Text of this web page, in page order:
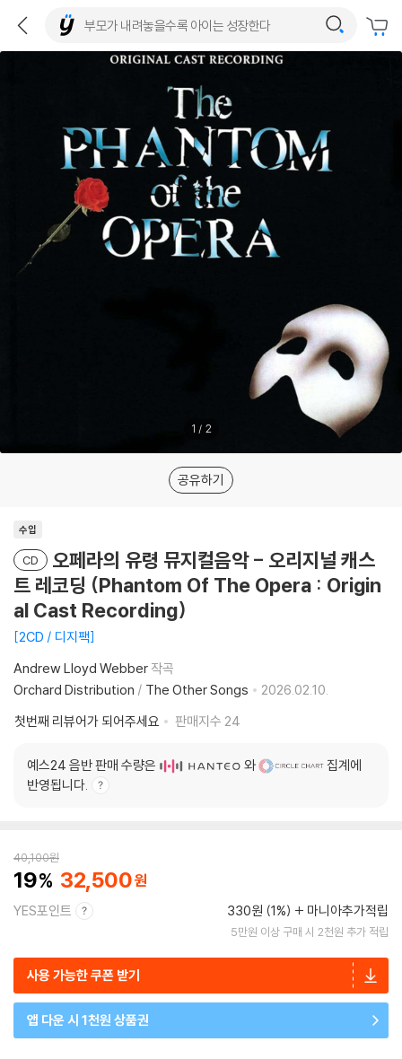
1 / 2
공유하기
수입
CD
오페라의 유령 뮤지컬음악 - 오리지널 캐스
트 레코딩 (Phantom Of The Opera : Origin
al Cast Recording)
2CD / 디지팩
Andrew Lloyd Webber 작곡
Orchard Distribution / The Other Songs
2026.02.10.
첫번째 리뷰어가 되어주세요
판매지수 24
예스24 음반 판매 수량은 와
집계에
반영됩니다.
40,100원
19 32,500
YES포인트 330원 (1%) 마니아추가적립
5만원 이상 구매 시 2천원 추가 적립
사용 가능한 쿠폰 받기
앱 다운 시 1천원 상품권